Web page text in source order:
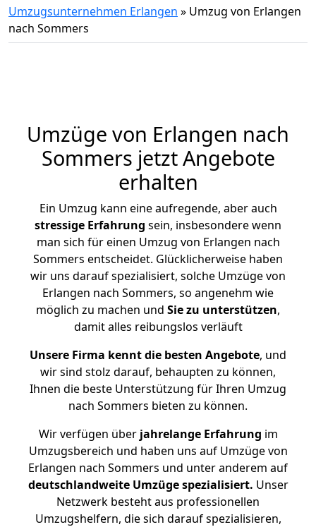
Umzugsunternehmen Erlangen » Umzug von Erlangen
nach Sommers
Umzüge von Erlangen nach
Sommers jetzt Angebote
erhalten
Ein Umzug kann eine aufregende, aber auch
stressige Erfahrung sein, insbesondere wenn
man sich für einen Umzug von Erlangen nach
Sommers entscheidet. Glücklicherweise haben
wir uns darauf spezialisiert, solche Umzüge von
Erlangen nach Sommers, so angenehm wie
möglich zu machen und Sie zu unterstützen,
damit alles reibungslos verläuft
Unsere Firma kennt die besten Angebote, und
wir sind stolz darauf, behaupten zu können,
Ihnen die beste Unterstützung für Ihren Umzug
nach Sommers bieten zu können.
Wir verfügen überjahrelange Erfahrung im
Umzugsbereich und haben uns auf Umzüge von
Erlangen nach Sommers und unter anderem auf
deutschlandweite Umzüge spezialisiert. Unser
Netzwerk besteht aus professionellen
Umzugshelfern, die sich darauf spezialisieren,